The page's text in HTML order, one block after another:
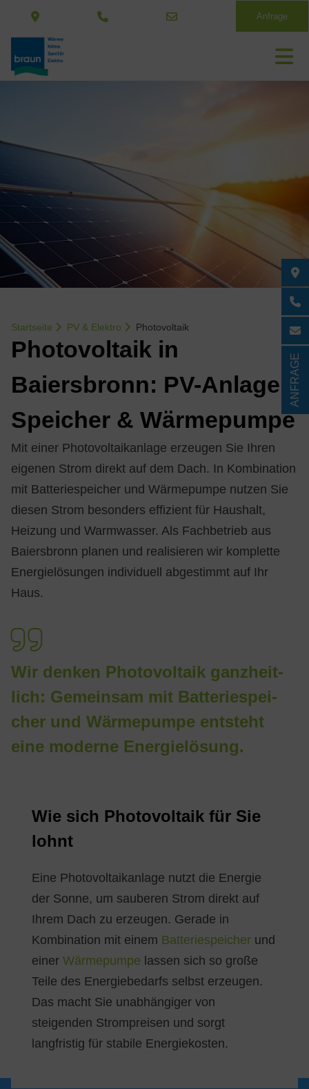
Anfrage
Startseite PV & Elektro Photovoltaik
Pho­to­vol­ta­ik in
Bai­ers­bronn: PV-An­la­ge,
Spei­cher & Wär­me­pum­pe
Mit einer Photovoltaikanlage erzeugen Sie Ihren
eigenen Strom direkt auf dem Dach. In Kombination
mit Batteriespeicher und Wärmepumpe nutzen Sie
diesen Strom besonders effizient für Haushalt,
Heizung und Warmwasser. Als Fachbetrieb aus
Baiersbronn planen und realisieren wir komplette
Energielösungen individuell abgestimmt auf Ihr
Haus.
Wir den­ken Pho­to­vol­ta­ik ganz­heit­
lich: Ge­mein­sam mit Bat­te­rie­spei­
cher und Wär­me­pum­pe ent­steht
eine mo­der­ne En­er­gie­lö­sung.
Wie sich Pho­to­vol­ta­ik für Sie
lohnt
Eine Photovoltaikanlage nutzt die Energie
der Sonne, um sauberen Strom direkt auf
Ihrem Dach zu erzeugen. Gerade in
Kombination mit einem Batteriespeicher und
einer Wärmepumpe lassen sich so große
Teile des Energiebedarfs selbst erzeugen.
Das macht Sie unabhängiger von
steigenden Strompreisen und sorgt
langfristig für stabile Energiekosten.
ANFRAGE